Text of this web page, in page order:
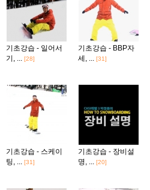
기초강습 - 일어서
기, ... [28]
기초강습 - BBP자
세, ... [31]
기초강습 - 스케이
팅, ... [31]
기초강습 - 장비설
명, ... [20]